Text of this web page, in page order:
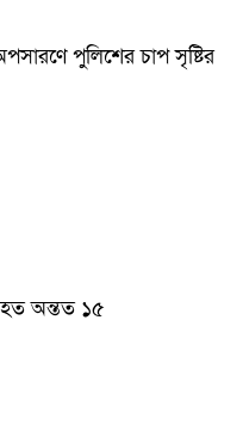
পুলিশের চাপ সৃষ্টির
অন্তত ১৫